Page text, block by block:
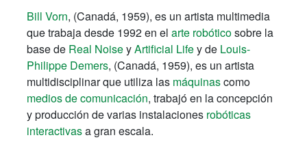
Bill Vorn, (Canadá, 1959), es un artista multimedia
que trabaja desde 1992 en el arte robóticosobre la
base de Real NoiseyArtificial Lifey de Louis-
Philippe Demers, (Canadá, 1959), es un artista
multidisciplinar que utiliza las máquinascomo
medios de comunicación, trabajó en la concepción
y producción de varias instalaciones robóticas
interactivasa gran escala.